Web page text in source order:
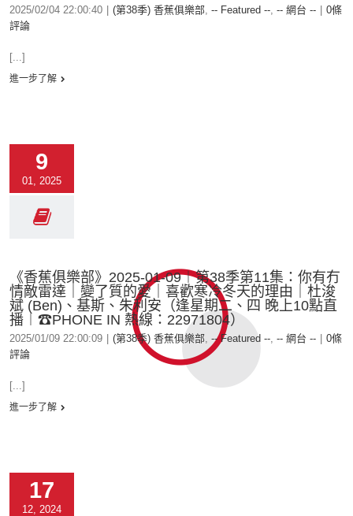
2025/02/04 22:00:40 (第38季) 香蕉俱樂部, -- Featured --, -- 網台 --
0條
評論
[...]
進一步了解
9
01, 2025
《香蕉俱樂部》2025-01-09︱第38季第11集：你有冇
情敵雷達｜變了質的愛｜喜歡寒冷冬天的理由｜杜浚
斌 (Ben)、基斯、朱利安（逢星期二、四 晚上10點直
播︱☎PHONE IN 熱線：22971804）
2025/01/09 22:00:09 (第38季) 香蕉俱樂部, -- Featured --, -- 網台 --
0條
評論
[...]
進一步了解
17
12, 2024